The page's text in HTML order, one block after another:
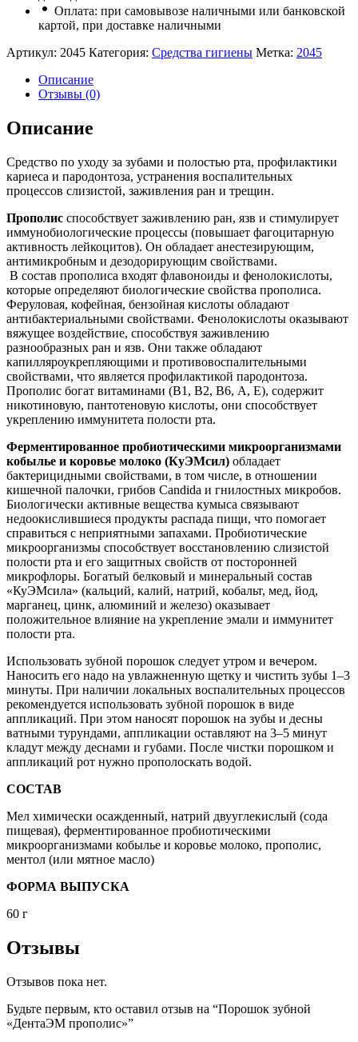
Оплата: при самовывозе наличными или банковской
картой, при доставке наличными
Артикул: 2045 Категория: Средства гигиены Метка: 2045
Описание
Отзывы (0)
Описание
Средство по уходу за зубами и полостью рта, профилактики
кариеса и пародонтоза, устранения воспалительных
процессов слизистой, заживления ран и трещин.
Прополис способствует заживлению ран, язв и стимулирует
иммунобиологические процессы (повышает фагоцитарную
активность лейкоцитов). Он обладает анестезирующим,
антимикробным и дезодорирующим свойствами.
В состав прополиса входят флавоноиды и фенолокислоты,
которые определяют биологические свойства прополиса.
Феруловая, кофейная, бензойная кислоты обладают
антибактериальными свойствами. Фенолокислоты оказывают
вяжущее воздействие, способствуя заживлению
разнообразных ран и язв. Они также обладают
капилляроукрепляющими и противовоспалительными
свойствами, что является профилактикой пародонтоза.
Прополис богат витаминами (B1, В2, В6, А, Е), содержит
никотиновую, пантотеновую кислоты, они способствует
укреплению иммунитета полости рта.
Ферментированное пробиотическими микроорганизмами
кобылье и коровье молоко (КуЭМсил) обладает
бактерицидными свойствами, в том числе, в отношении
кишечной палочки, грибов Candida и гнилостных микробов.
Биологически активные вещества кумыса связывают
недоокислившиеся продукты распада пищи, что помогает
справиться с неприятными запахами. Пробиотические
микроорганизмы способствует восстановлению слизистой
полости рта и его защитных свойств от посторонней
микрофлоры. Богатый белковый и минеральный состав
«КуЭМсила» (кальций, калий, натрий, кобальт, мед, йод,
марганец, цинк, алюминий и железо) оказывает
положительное влияние на укрепление эмали и иммунитет
полости рта.
Использовать зубной порошок следует утром и вечером.
Наносить его надо на увлажненную щетку и чистить зубы 1–3
минуты. При наличии локальных воспалительных процессов
рекомендуется использовать зубной порошок в виде
аппликаций. При этом наносят порошок на зубы и десны
ватными турундами, аппликации оставляют на 3–5 минут
кладут между деснами и губами. После чистки порошком и
аппликаций рот нужно прополоскать водой.
СОСТАВ
Мел химически осажденный, натрий двууглекислый (сода
пищевая), ферментированное пробиотическими
микроорганизмами кобылье и коровье молоко, прополис,
ментол (или мятное масло)
ФОРМА ВЫПУСКА
60 г
Отзывы
Отзывов пока нет.
Будьте первым, кто оставил отзыв на “Порошок зубной
«ДентаЭМ прополис»”